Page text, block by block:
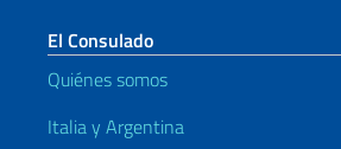
El Consulado
Quiénes somos
Italia y Argentina